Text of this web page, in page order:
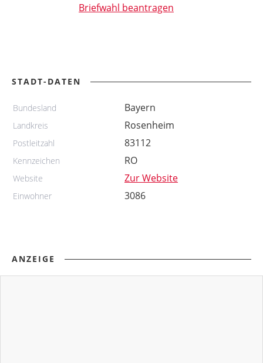
Briefwahl beantragen
STADT-DATEN
Bundesland Bayern
Landkreis Rosenheim
Postleitzahl 83112
Kennzeichen RO
Website Zur Website
Einwohner 3086
ANZEIGE